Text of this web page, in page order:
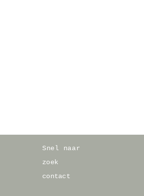
Snel naar
zoek
contact